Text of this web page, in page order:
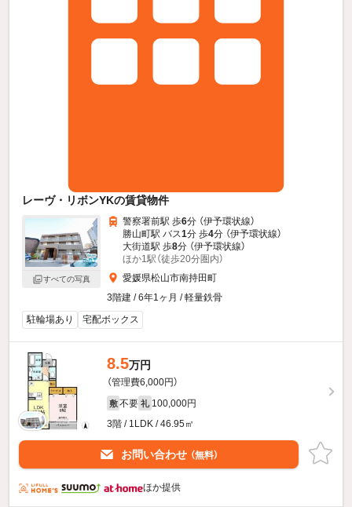
レーヴ・リボンYKの賃貸物件
すべての写真
警察署前駅 歩6分 （伊予環状線）
勝山町駅 バス1分 歩4分 （伊予環状線）
大街道駅 歩8分 （伊予環状線）
ほか1駅（徒歩20分圏内）
愛媛県松山市南持田町
3階建 / 6年1ヶ月 / 軽量鉄骨
駐輪場あり
宅配ボックス
8.5万円
（管理費6,000円）
敷 不要 礼 100,000円
3階 / 1LDK / 46.95㎡
お問い合わせ （無料）
ほか提供